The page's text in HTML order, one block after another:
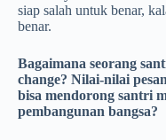
siap salah untuk benar,
benar.
Bagaimana seorang
change? Nilai-nilai
bisa mendorong santri
pembangunan bangsa?